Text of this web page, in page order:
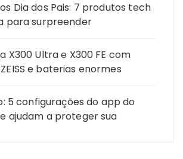
Dia dos Pais: 7 produtos tech
para surpreender
X300 Ultra e X300 FE com
e baterias enormes
5 configurações do app do
ajudam a proteger sua